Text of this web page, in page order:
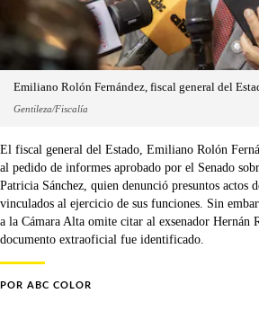
Emiliano Rolón Fernández, fiscal general del
Gentileza/Fiscalía
El fiscal general del Estado, Emiliano Rolón
al pedido de informes aprobado por el Senado
Patricia Sánchez, quien denunció presuntos actos
vinculados al ejercicio de sus funciones. Sin
a la Cámara Alta omite citar al exsenador Hernán
documento extraoficial fue identificado.
POR ABC COLOR